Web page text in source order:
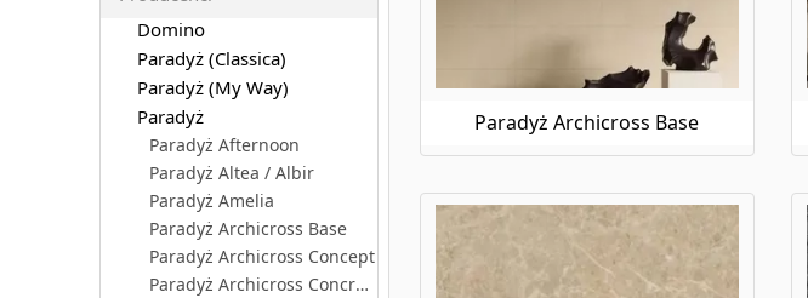
Marmur to synonim luksusu i elegancji. Płytki
Twojego domu bez konieczności inwestowania
marmurowych, które doskonale sprawdzą się w
Paradyż płytki podłogowe
rozwiązania. Paradyż płytki podłogowe
długie lata. Wybierz płytki Paradyż spośród
Płytki zielone Paradyż
Paradyż Archicross Base
Domino
Paradyż (Classica)
Paradyż (My Way)
Paradyż
Paradyż Afternoon
Paradyż Altea / Albir
Paradyż Amelia
Paradyż Archicross Base
Paradyż Archicross Concept
Paradyż Archicross Concrete